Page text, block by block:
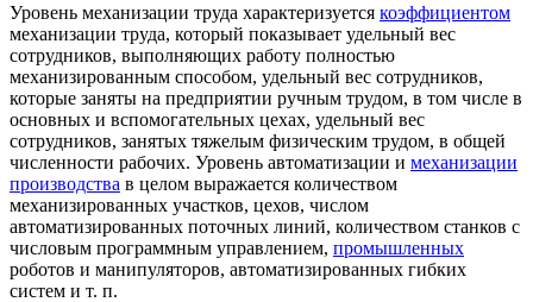
Уровень механизации труда характеризуется коэффициентом
механизации труда, который показывает удельный вес
сотрудников, выполняющих работу полностью
механизированным способом, удельный вес сотрудников,
которые заняты на предприятии ручным трудом, в том числе в
основных и вспомогательных цехах, удельный вес
сотрудников, занятых тяжелым физическим трудом, в общей
численности рабочих. Уровень автоматизации и механизации
производства в целом выражается количеством
механизированных участков, цехов, числом
автоматизированных поточных линий, количеством станков с
числовым программным управлением, промышленных
роботов и манипуляторов, автоматизированных гибких
систем и т. п.